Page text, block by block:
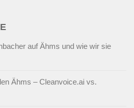
auf Ähms und wie wir sie
Ähms – Cleanvoice.ai vs.